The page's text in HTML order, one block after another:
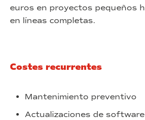
euros en proyectos pequeños
en líneas completas.
Costes recurrentes
Mantenimiento preventivo
Actualizaciones de software